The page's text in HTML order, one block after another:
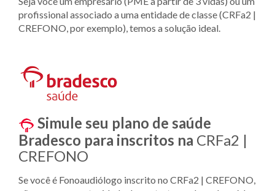
profissional associado a uma entidade de classe (CRFa2 |
CREFONO, por exemplo), temos a solução ideal.
Simule seu plano de saúde
Bradesco para inscritos na CRFa2 |
CREFONO
Se você é Fonoaudiólogo inscrito no CRFa2 | CREFONO,